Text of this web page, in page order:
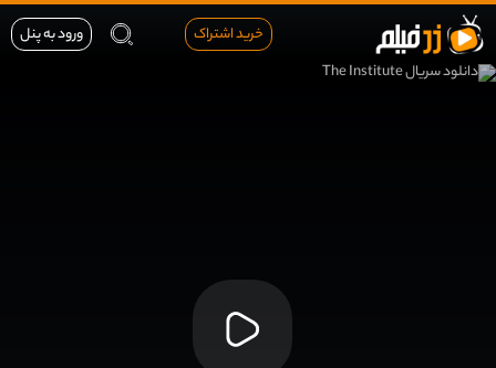
خرید اشتراک ورود به پنل